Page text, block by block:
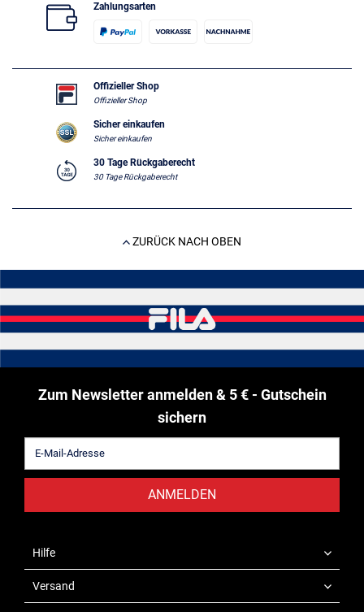
Zahlungsarten
Offizieller Shop
Offizieller Shop
Sicher einkaufen
Sicher einkaufen
30 Tage Rückgaberecht
30 Tage Rückgaberecht
ZURÜCK NACH OBEN
Zum Newsletter anmelden & 5 € - Gutschein
sichern
ANMELDEN
Hilfe
Versand